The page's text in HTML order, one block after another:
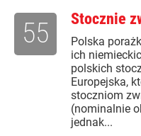
Stocznie
Polska
ich
polskich
Europejska,
stoczniom
(nominalnie
jednak...
55